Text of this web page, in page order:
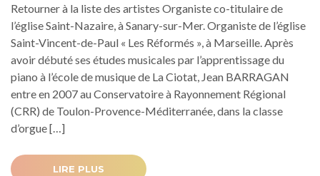
Retourner à la liste des artistes Organiste co-titulaire de
l’église Saint-Nazaire, à Sanary-sur-Mer. Organiste de l’église
Saint-Vincent-de-Paul « Les Réformés », à Marseille. Après
avoir débuté ses études musicales par l’apprentissage du
piano à l’école de musique de La Ciotat, Jean BARRAGAN
entre en 2007 au Conservatoire à Rayonnement Régional
(CRR) de Toulon-Provence-Méditerranée, dans la classe
d’orgue […]
LIRE PLUS